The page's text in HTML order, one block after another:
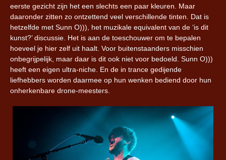
eerste gezicht zijn het een slechts een paar kleuren. Maar
daaronder zitten zo ontzettend veel verschillende tinten. Dat is
hetzelfde met Sunn O))), het muzikale equivalent van de ‘is dit
kunst?’ discussie. Het is aan de toeschouwer om te bepalen
hoeveel je hier zelf uit haalt. Voor buitenstaanders misschien
onbegrijpelijk, maar daar is dit ook niet voor bedoeld. Sunn O)))
heeft een eigen ultra-niche. En de in trance gedijende
liefhebbers worden daarmee op hun wenken bediend door hun
onherkenbare drone-meesters.